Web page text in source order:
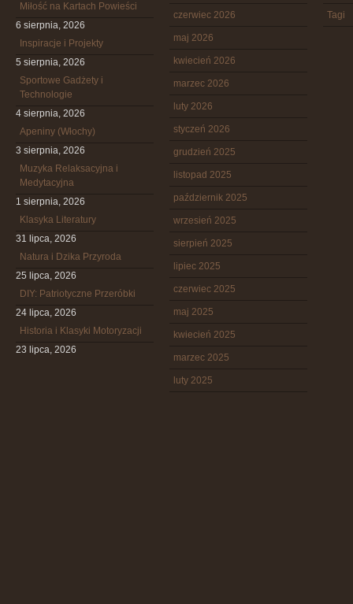
Miłość na Kartach Powieści
6 sierpnia, 2026
Inspiracje i Projekty
5 sierpnia, 2026
Sportowe Gadżety i
Technologie
4 sierpnia, 2026
Apeniny (Włochy)
3 sierpnia, 2026
Muzyka Relaksacyjna i
Medytacyjna
1 sierpnia, 2026
Klasyka Literatury
31 lipca, 2026
Natura i Dzika Przyroda
25 lipca, 2026
DIY: Patriotyczne Przeróbki
24 lipca, 2026
Historia i Klasyki Motoryzacji
23 lipca, 2026
czerwiec 2026
maj 2026
kwiecień 2026
marzec 2026
luty 2026
styczeń 2026
grudzień 2025
listopad 2025
październik 2025
wrzesień 2025
sierpień 2025
lipiec 2025
czerwiec 2025
maj 2025
kwiecień 2025
marzec 2025
luty 2025
Tagi